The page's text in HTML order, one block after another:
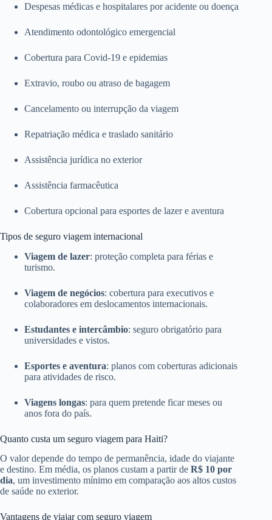
Despesas médicas e hospitalares por acidente ou doença
Atendimento odontológico emergencial
Cobertura para Covid-19 e epidemias
Extravio, roubo ou atraso de bagagem
Cancelamento ou interrupção da viagem
Repatriação médica e traslado sanitário
Assistência jurídica no exterior
Assistência farmacêutica
Cobertura opcional para esportes de lazer e aventura
Tipos de seguro viagem internacional
Viagem de lazer: proteção completa para férias e
turismo.
Viagem de negócios: cobertura para executivos e
colaboradores em deslocamentos internacionais.
Estudantes e intercâmbio: seguro obrigatório para
universidades e vistos.
Esportes e aventura: planos com coberturas adicionais
para atividades de risco.
Viagens longas: para quem pretende ficar meses ou
anos fora do país.
Quanto custa um seguro viagem para Haiti?
O valor depende do tempo de permanência, idade do viajante
e destino. Em média, os planos custam a partir de R$ 10 por
dia, um investimento mínimo em comparação aos altos custos
de saúde no exterior.
Vantagens de viajar com seguro viagem